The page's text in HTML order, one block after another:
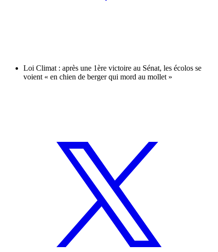
Loi Climat : après une 1ère victoire au Sénat, les écolos se
voient « en chien de berger qui mord au mollet »